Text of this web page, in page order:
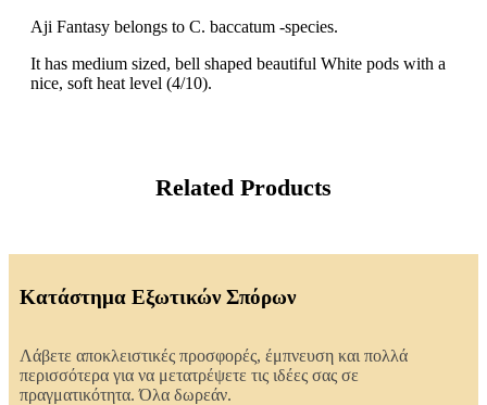
Aji Fantasy belongs to C. baccatum -species.
It has medium sized, bell shaped beautiful White pods with a
nice, soft heat level (4/10).
Related Products
Κατάστημα Εξωτικών Σπόρων
Λάβετε αποκλειστικές προσφορές, έμπνευση και πολλά
περισσότερα για να μετατρέψετε τις ιδέες σας σε
πραγματικότητα. Όλα δωρεάν.